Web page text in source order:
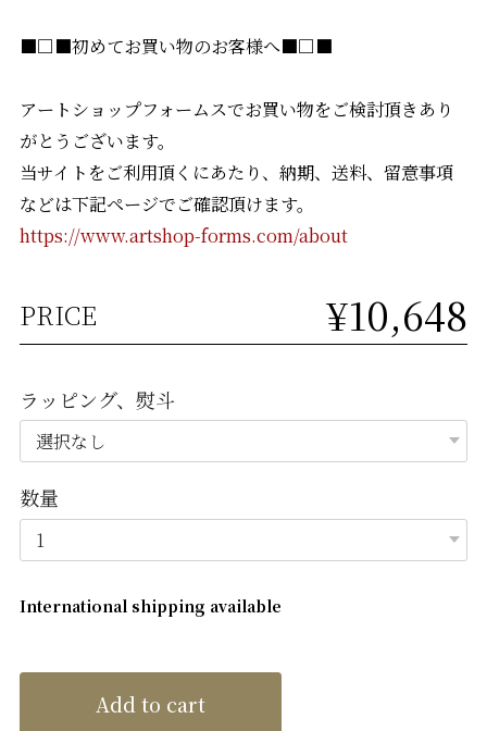
■□■初めてお買い物のお客様へ■□■
アートショップフォームスでお買い物をご検討頂きあり
がとうございます。
当サイトをご利用頂くにあたり、納期、送料、留意事項
などは下記ページでご確認頂けます。
https://www.artshop-forms.com/about
PRICE ¥10,648
ラッピング、熨斗
数量
International shipping available
Add to cart